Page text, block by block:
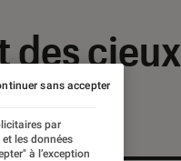
des cieux
par
les données
à l’exception
sans accepter